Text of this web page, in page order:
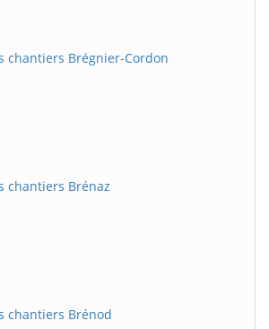
chantiers Brégnier-Cordon
chantiers Brénaz
chantiers Brénod